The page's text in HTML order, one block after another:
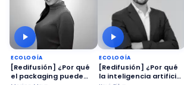
ECOLOGÍA
[Redifusión] ¿Por qué
el packaging puede
ECOLOGÍA
[Redifusión] ¿Por qué
la inteligencia artificial